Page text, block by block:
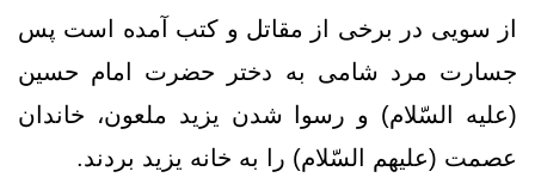
از سویی در برخی از مقاتل و کتب آمده است پس
جسارت مرد شامی به دختر حضرت امام حسین
(علیه السّلام) و رسوا شدن یزید ملعون، خاندان
عصمت (علیهم السّلام) را به خانه یزید بردند.